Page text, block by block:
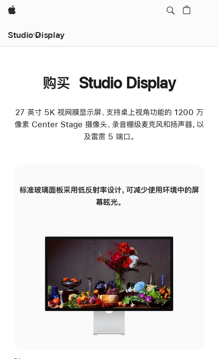
Apple
Studio Display
购买 Studio Display
27 英寸 5K 视网膜显示屏、支持桌上视角功能的 1200 万
像素 Center Stage 摄像头、录音棚级麦克风和扬声器，以
及雷雳 5 端口。
标准玻璃面板采用低反射率设计，可减少使用环境中的屏
幕眩光。